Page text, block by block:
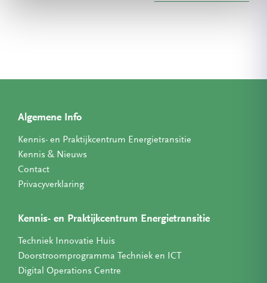
Algemene Info
Kennis- en Praktijkcentrum Energietransitie
Kennis & Nieuws
Contact
Privacyverklaring
Kennis- en Praktijkcentrum Energietransitie
Techniek Innovatie Huis
Doorstroomprogramma Techniek en ICT
Digital Operations Centre